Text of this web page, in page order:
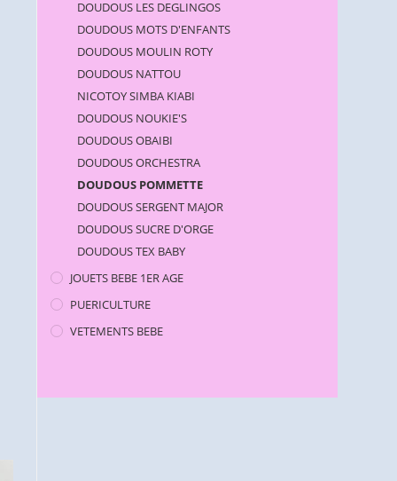
DOUDOUS LES DEGLINGOS
DOUDOUS MOTS D'ENFANTS
DOUDOUS MOULIN ROTY
DOUDOUS NATTOU
NICOTOY SIMBA KIABI
DOUDOUS NOUKIE'S
DOUDOUS OBAIBI
DOUDOUS ORCHESTRA
DOUDOUS POMMETTE
DOUDOUS SERGENT MAJOR
DOUDOUS SUCRE D'ORGE
DOUDOUS TEX BABY
JOUETS BEBE 1ER AGE
PUERICULTURE
VETEMENTS BEBE